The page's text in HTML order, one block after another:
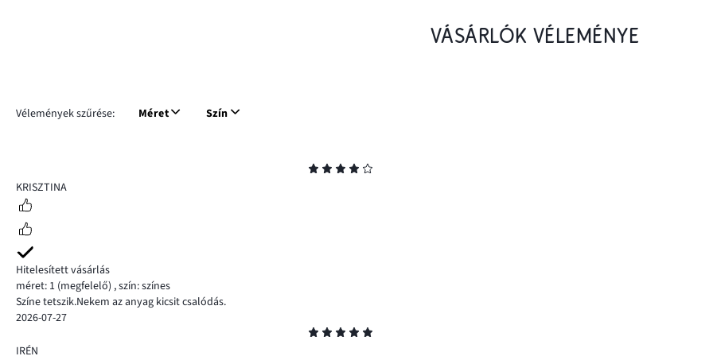
VÁSÁRLÓK VÉLEMÉNYE
Vélemények szűrése: Méret Szín
4
KRISZTINA
Hitelesített vásárlás
méret: 1 (megfelelő) ,szín: színes
Színe tetszik.Nekem az anyag kicsit csalódás.
2026-07-27
5
IRÉN